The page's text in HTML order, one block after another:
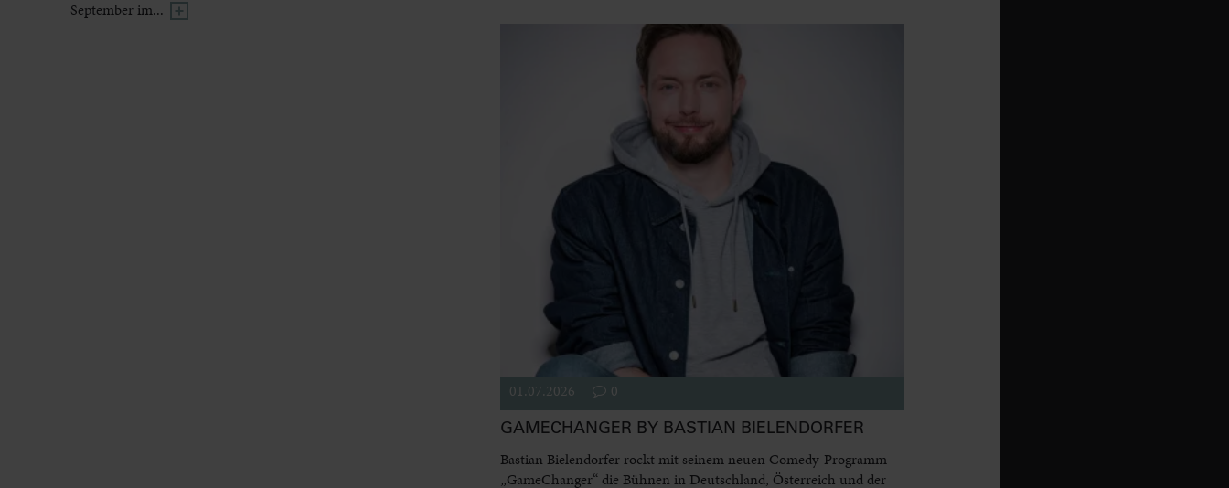
September im...
01.07.2026 0
GAMECHANGER BY BASTIAN BIELENDORFER
Bastian Bielendorfer rockt mit seinem neuen Comedy-Programm
„GameChanger“ die Bühnen in Deutschland, Österreich und der